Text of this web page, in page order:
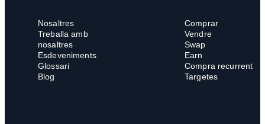
Nosaltres
Treballa amb
nosaltres
Esdeveniments
Glossari
Blog
Comprar
Vendre
Swap
Earn
Compra recurrent
Targetes